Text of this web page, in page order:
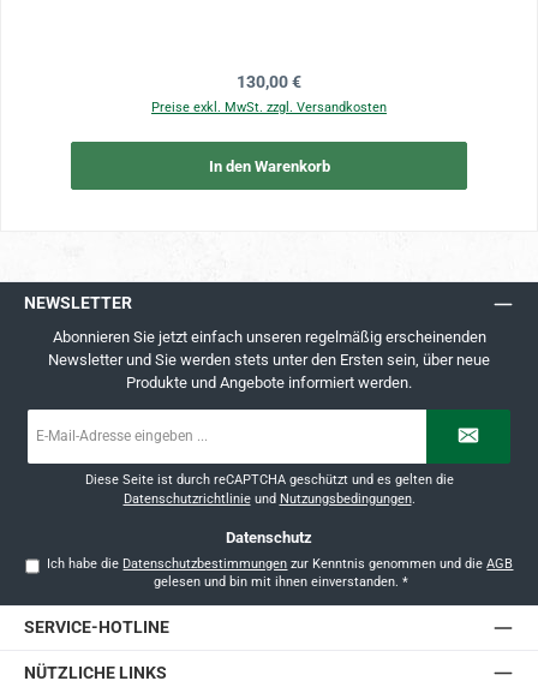
Regulärer Preis:
130,00 €
Preise exkl. MwSt. zzgl. Versandkosten
In den Warenkorb
NEWSLETTER
Abonnieren Sie jetzt einfach unseren regelmäßig erscheinenden
Newsletter und Sie werden stets unter den Ersten sein, über neue
Produkte und Angebote informiert werden.
Mail-
Diese Seite ist durch reCAPTCHA geschützt und es gelten die
Datenschutzrichtlinieund Nutzungsbedingungen.
Datenschutz
Ich habe die Datenschutzbestimmungen zur Kenntnis genommen und dieAGB
gelesen und bin mit ihnen einverstanden. *
SERVICE-HOTLINE
NÜTZLICHE LINKS